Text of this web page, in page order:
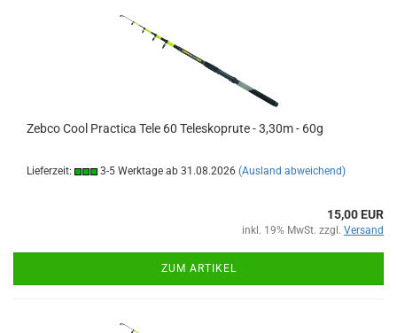
Zebco Cool Practica Tele 60 Teleskoprute - 3,30m - 60g
Lieferzeit: 3-5 Werktage ab 31.08.2026 (Ausland abweichend)
15,00 EUR
inkl. 19% MwSt. zzgl. Versand
ZUM ARTIKEL